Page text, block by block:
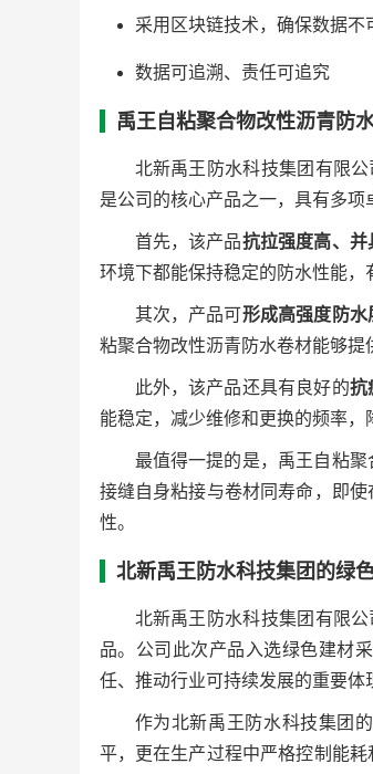
采用区块链技术，确保数据不
数据可追溯、责任可追究
禹王自粘聚合物改性沥青防
北新禹王防水科技集团有限
是公司的核心产品之一，具有多项
首先，该产品抗拉强度高、
环境下都能保持稳定的防水性能，
其次，产品可形成高强度防
粘聚合物改性沥青防水卷材能够提
此外，该产品还具有良好的抗
能稳定，减少维修和更换的频率，
最值得一提的是，禹王自粘
接缝自身粘接与卷材同寿命，即
性。
北新禹王防水科技集团的绿
北新禹王防水科技集团有限
品。公司此次产品入选绿色建材
任、推动行业可持续发展的重要体
作为北新禹王防水科技集团
平，更在生产过程中严格控制能